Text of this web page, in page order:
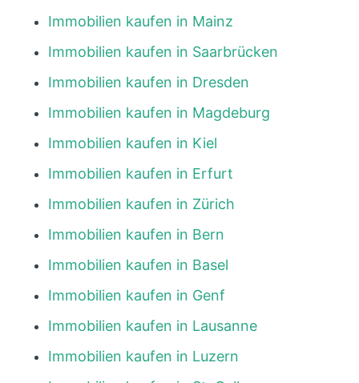
Immobilien kaufen in Mainz
Immobilien kaufen in Saarbrücken
Immobilien kaufen in Dresden
Immobilien kaufen in Magdeburg
Immobilien kaufen in Kiel
Immobilien kaufen in Erfurt
Immobilien kaufen in Zürich
Immobilien kaufen in Bern
Immobilien kaufen in Basel
Immobilien kaufen in Genf
Immobilien kaufen in Lausanne
Immobilien kaufen in Luzern